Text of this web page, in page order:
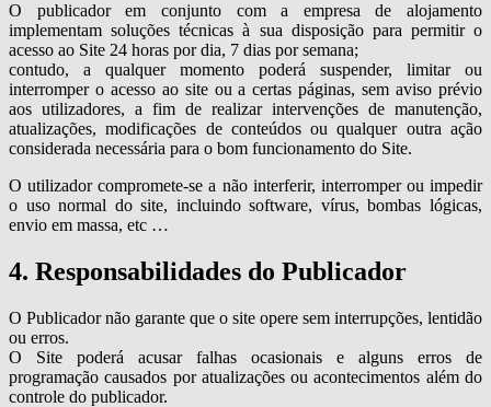
O publicador em conjunto com a empresa de alojamento
implementam soluções técnicas à sua disposição para permitir o
acesso ao Site 24 horas por dia, 7 dias por semana;
contudo, a qualquer momento poderá suspender, limitar ou
interromper o acesso ao site ou a certas páginas, sem aviso prévio
aos utilizadores, a fim de realizar intervenções de manutenção,
atualizações, modificações de conteúdos ou qualquer outra ação
considerada necessária para o bom funcionamento do Site.
O utilizador compromete-se a não interferir, interromper ou impedir
o uso normal do site, incluindo software, vírus, bombas lógicas,
envio em massa, etc …
4. Responsabilidades do Publicador
O Publicador não garante que o site opere sem interrupções, lentidão
ou erros.
O Site poderá acusar falhas ocasionais e alguns erros de
programação causados por atualizações ou acontecimentos além do
controle do publicador.